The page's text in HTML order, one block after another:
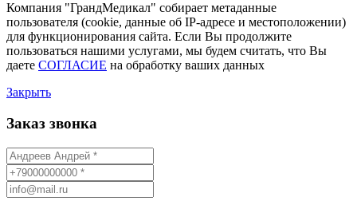
Компания "ГрандМедикал" собирает метаданные
пользователя (cookie, данные об IP-адресе и местоположении)
для функционирования сайта. Если Вы продолжите
пользоваться нашими услугами, мы будем считать, что Вы
даете СОГЛАСИЕ на обработку ваших данных
Закрыть
Заказ звонка